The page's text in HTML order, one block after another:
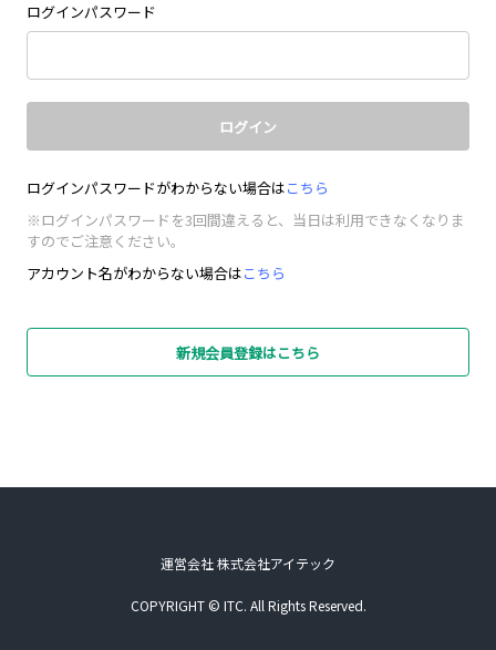
ログインパスワード
ログイン
ログインパスワードがわからない場合はこちら
※ログインパスワードを3回間違えると、当日は利用できなくなりま
すのでご注意ください。
アカウント名がわからない場合はこちら
新規会員登録はこちら
運営会社 株式会社アイテック
COPYRIGHT © ITC. All Rights Reserved.